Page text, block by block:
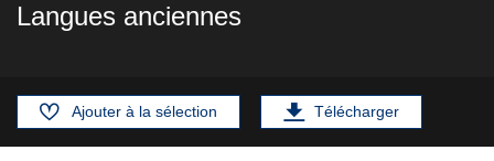
Langues anciennes
Ajouter à la sélection Télécharger